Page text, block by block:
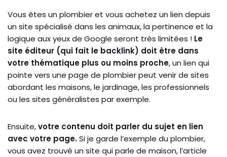
Vous êtes un plombier et vous achetez un lien depuis
un site spécialisé dans les animaux, la pertinence et la
logique aux yeux de Google seront très limitées ! Le
site éditeur (qui fait le backlink) doit être dans
votre thématique plus ou moins proche, un lien qui
pointe vers une page de plombier peut venir de sites
abordant les maisons, le jardinage, les professionnels
ou les sites généralistes par exemple.
Ensuite,votre contenu doit parler du sujet en lien
avec votre page.Si je garde l’exemple du plombier,
vous avez trouvé un site qui parle de maison, l’article